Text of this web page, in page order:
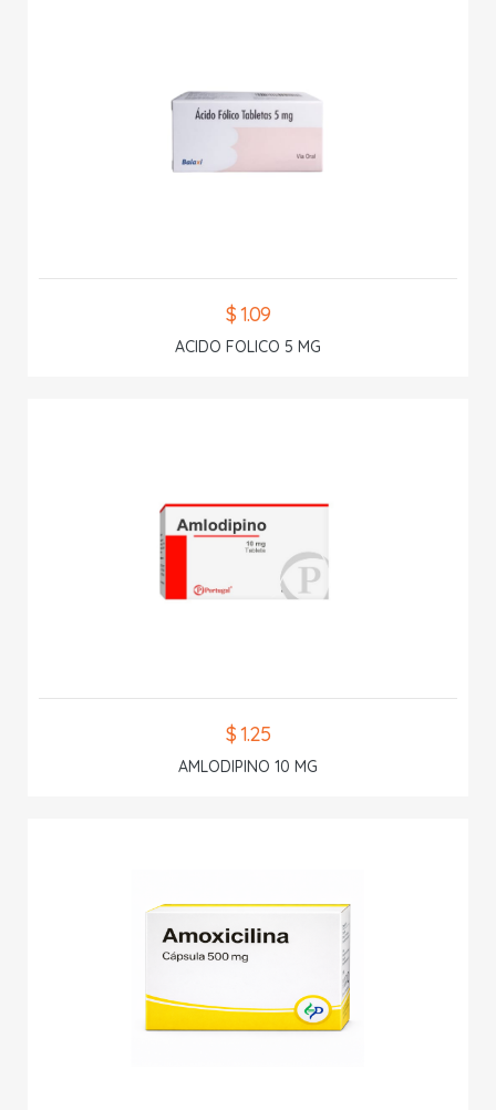
$ 1.09
ACIDO FOLICO 5 MG
$ 1.25
AMLODIPINO 10 MG